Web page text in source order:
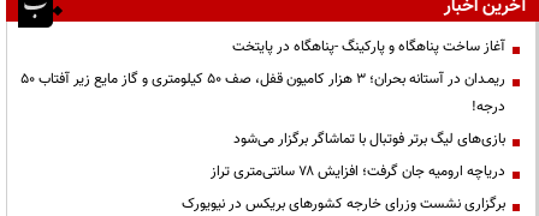
آخرین اخبار
آغاز ساخت پناهگاه و پارکینگ -پناهگاه در پایتخت
ریمـدان در آستانه بحران؛ ۳ هزار کامیون قفل، صف ۵۰ کیلومتری و گاز مایع زیر آفتاب ۵۰
درجه!
بازی‌های لیگ برتر فوتبال با تماشاگر برگزار می‌شود
دریاچه ارومیه جان گرفت؛ افزایش ۷۸ سانتی‌متری تراز
برگزاری نشست وزرای خارجه کشورهای بریکس در نیویورک